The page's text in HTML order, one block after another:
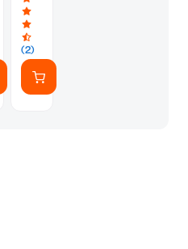
-
Γκρι
(2)